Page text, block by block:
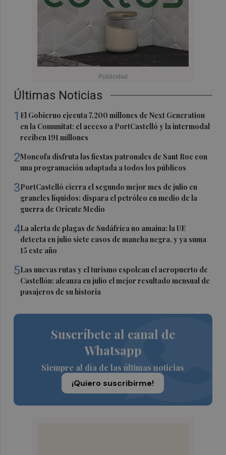
Últimas Noticias
1 El Gobierno ejecuta 7.200 millones de Next Generation
en la Comunitat: el acceso a PortCastelló y la intermodal
reciben 191 millones
2Moncofa disfruta las fiestas patronales de Sant Roc con
una programación adaptada a todos los públicos
3PortCastelló cierra el segundo mejor mes de julio en
graneles líquidos: dispara el petróleo en medio de la
guerra de Oriente Medio
4La alerta de plagas de Sudáfrica no amaina: la UE
detecta en julio siete casos de mancha negra, y ya suma
15 este año
5Las nuevas rutas y el turismo espolean el aeropuerto de
Castellón: alcanza en julio el mejor resultado mensual de
pasajeros de su historia
Suscríbete al canal de
Whatsapp
Siempre al día de las últimas noticias
¡Quiero suscribirme!